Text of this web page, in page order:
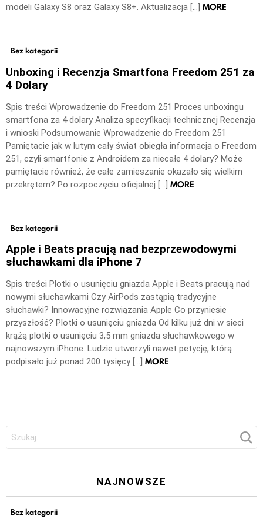
modeli Galaxy S8 oraz Galaxy S8+. Aktualizacja […] MORE
Bez kategorii
Unboxing i Recenzja Smartfona Freedom 251 za
4 Dolary
Spis treści Wprowadzenie do Freedom 251 Proces unboxingu
smartfona za 4 dolary Analiza specyfikacji technicznej Recenzja
i wnioski Podsumowanie Wprowadzenie do Freedom 251
Pamiętacie jak w lutym cały świat obiegła informacja o Freedom
251, czyli smartfonie z Androidem za niecałe 4 dolary? Może
pamiętacie również, że całe zamieszanie okazało się wielkim
przekrętem? Po rozpoczęciu oficjalnej […] MORE
Bez kategorii
Apple i Beats pracują nad bezprzewodowymi
słuchawkami dla iPhone 7
Spis treści Plotki o usunięciu gniazda Apple i Beats pracują nad
nowymi słuchawkami Czy AirPods zastąpią tradycyjne
słuchawki? Innowacyjne rozwiązania Apple Co przyniesie
przyszłość? Plotki o usunięciu gniazda Od kilku już dni w sieci
krążą plotki o usunięciu 3,5 mm gniazda słuchawkowego w
najnowszym iPhone. Ludzie utworzyli nawet petycję, którą
podpisało już ponad 200 tysięcy […] MORE
Szukaj:
NAJNOWSZE
Bez kategorii